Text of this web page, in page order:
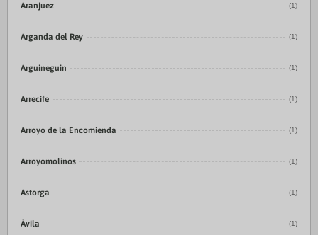
Aranjuez (1)
Arganda del Rey (1)
Arguineguin (1)
Arrecife (1)
Arroyo de la Encomienda (1)
Arroyomolinos (1)
Astorga (1)
Ávila (1)